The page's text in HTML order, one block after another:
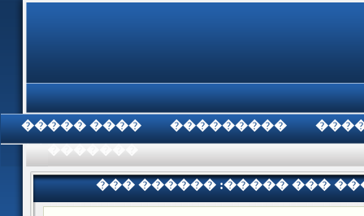
���� ����� ���������
��� ������ :����� ���